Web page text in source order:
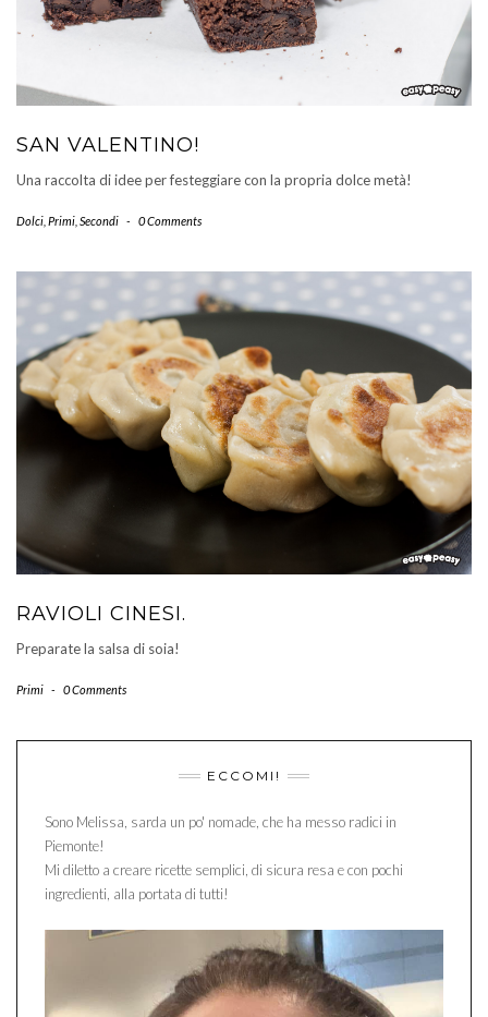
SAN VALENTINO!
Una raccolta di idee per festeggiare con la propria dolce metà!
Dolci Primi Secondi - 0 Comments
RAVIOLI CINESI.
Preparate la salsa di soia!
Primi - 0 Comments
ECCOMI!
Sono Melissa, sarda un po' nomade, che ha messo radici in
Piemonte!
Mi diletto a creare ricette semplici, di sicura resa e con pochi
ingredienti, alla portata di tutti!